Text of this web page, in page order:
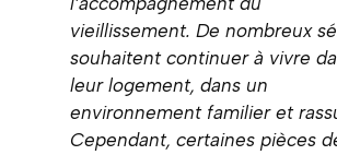
vieillissement. De nombreux
souhaitent continuer à vivre
leur logement, dans un
environnement familier et
Cependant, certaines pièces